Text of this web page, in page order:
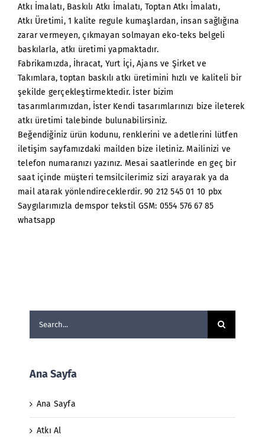
Atkı İmalatı, Baskılı Atkı İmalatı, Toptan Atkı İmalatı,
Atkı Üretimi, 1 kalite regule kumaşlardan, insan sağlığına
zarar vermeyen, çıkmayan solmayan eko-teks belgeli
baskılarla, atkı üretimi yapmaktadır.
Fabrikamızda, İhracat, Yurt İçi, Ajans ve Şirket ve
Takımlara, toptan baskılı atkı üretimini hızlı ve kaliteli bir
şekilde gerçekleştirmektedir. İster bizim
tasarımlarımızdan, İster Kendi tasarımlarınızı bize ileterek
atkı üretimi talebinde bulunabilirsiniz.
Beğendiğiniz ürün kodunu, renklerini ve adetlerini lütfen
iletişim sayfamızdaki mailden bize iletiniz. Mailinizi ve
telefon numaranızı yazınız. Mesai saatlerinde en geç bir
saat içinde müşteri temsilcilerimiz sizi arayarak ya da
mail atarak yönlendireceklerdir. 90 212 545 01 10 pbx
Saygılarımızla demspor tekstil GSM: 0554 576 67 85
whatsapp
Ana Sayfa
Ana Sayfa
Atkı Al